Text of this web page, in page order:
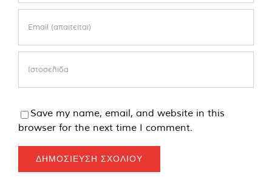
Save my name, email, and website in this
browser for the next time I comment.